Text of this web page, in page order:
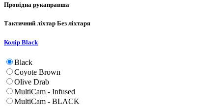
Провідна рукаправша
Тактичний ліхтар Без ліхтаря
Колір Black
Black
Coyote Brown
Olive Drab
MultiCam - Infused
MultiCam - BLACK